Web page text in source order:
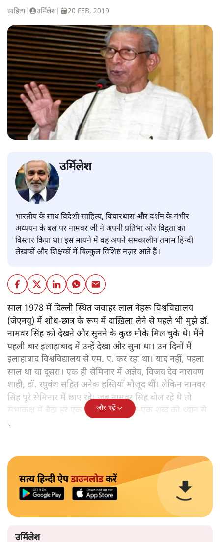
साहित्य| उर्मिलेश 20 FEB, 2019
उर्मिलेश
भारतीय के साथ विदेशी साहित्य, विचारधारा और दर्शन के गंभीर
अध्ययन के बल पर नामवर जी ने अपनी प्रतिभा और विद्वता का
विस्तार किया था। इस मायने में वह अपने समकालीन तमाम हिन्दी
लेखकों और शिक्षकों में बिल्कुल विशिष्ट नज़र आते हैं।
साल 1978 में दिल्ली स्थित जवाहर लाल नेहरू विश्वविद्यालय
(जेएनयू) में शोध-छात्र के रूप में दाख़िला लेने से पहले भी मुझे डॉ.
नामवर सिंह को देखने और सुनने के कुछ मौक़े मिल चुके थे। मैंने
पहली बार इलाहाबाद में उन्हें देखा और सुना था। उन दिनों मैं
इलाहाबाद विश्वविद्यालय से एम. ए. कर रहा था। याद नहीं, पहला
साल था या दूसरा। एक ही सेमिनार में अज्ञेय, विजय देव नारायण
शाही, डॉ. रघुवंश सहित अनेक हस्तियाँ मौजूद थीं। लेकिन नामवर
सिंह पूरे सेमिनार में छाए रहे। जब नामवर सिंह बोल रहे थे तो
सभाकक्ष में बैठा हर एक व्यक्ति उनके एक-एक शब्द को ध्यान से
सुन रहा था।
और पढ़ें
सत्य हिन्दी ऐपडाउनलोडकरें
उर्मिलेश